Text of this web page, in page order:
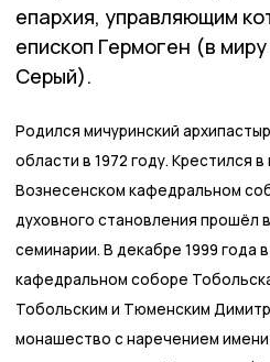
епархия, управляющим
епископ Гермоген (в
Серый).
Родился мичуринский
области в 1972 году. Крестился в
Вознесенском кафедральном
духовного становления прошёл
семинарии. В декабре 1999 года
кафедральном соборе
Тобольским и Тюменским
монашество с наречением имени